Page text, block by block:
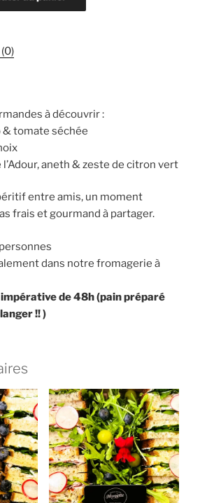
à découvrir :
& tomate séchée
aneth & zeste de citron vert
entre amis, un moment
frais et gourmand à partager.
dans notre fromagerie à
de 48h (pain préparé
!! )